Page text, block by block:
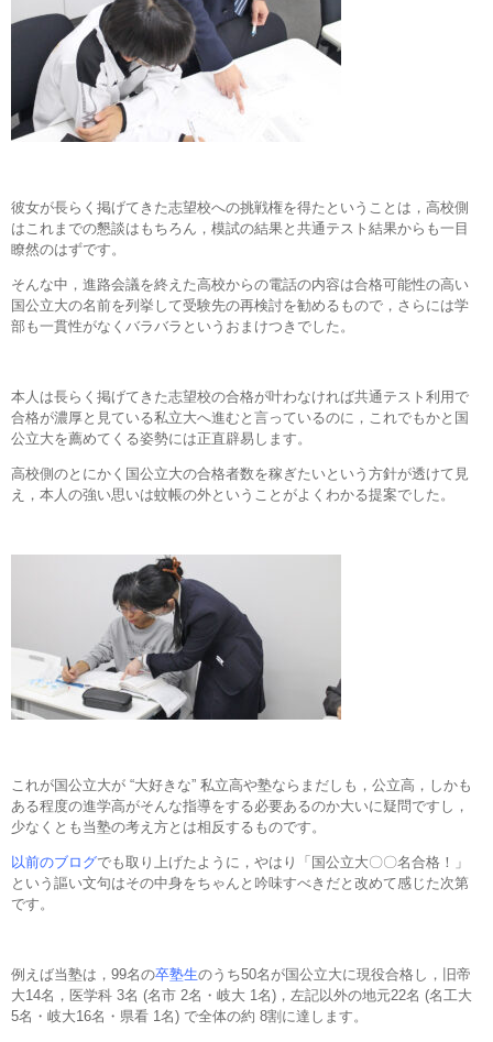
彼女が長らく掲げてきた志望校への挑戦権を得たということは，高校側
はこれまでの懇談はもちろん，模試の結果と共通テスト結果からも一目
瞭然のはずです。
そんな中，進路会議を終えた高校からの電話の内容は合格可能性の高い
国公立大の名前を列挙して受験先の再検討を勧めるもので，さらには学
部も一貫性がなくバラバラというおまけつきでした。
本人は長らく掲げてきた志望校の合格が叶わなければ共通テスト利用で
合格が濃厚と見ている私立大へ進むと言っているのに，これでもかと国
公立大を薦めてくる姿勢には正直辟易します。
高校側のとにかく国公立大の合格者数を稼ぎたいという方針が透けて見
え，本人の強い思いは蚊帳の外ということがよくわかる提案でした。
これが国公立大が “大好きな” 私立高や塾ならまだしも，公立高，しかも
ある程度の進学高がそんな指導をする必要あるのか大いに疑問ですし，
少なくとも当塾の考え方とは相反するものです。
以前のブログでも取り上げたように，やはり「国公立大〇〇名合格！」
という謳い文句はその中身をちゃんと吟味すべきだと改めて感じた次第
です。
例えば当塾は，99名の卒塾生のうち50名が国公立大に現役合格し，旧帝
大14名，医学科 3名 (名市 2名・岐大 1名)，左記以外の地元22名 (名工大
5名・岐大16名・県看 1名) で全体の約 8割に達します。